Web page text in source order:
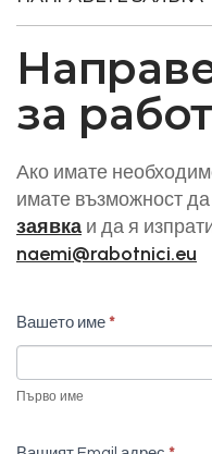
за
Заявка
за
работници
Ако имате
имате възможност да
заявка и да я
naemi@rabotnici.eu
Вашето име *
име
Първо име
If you
are
human,
this
field
blank.